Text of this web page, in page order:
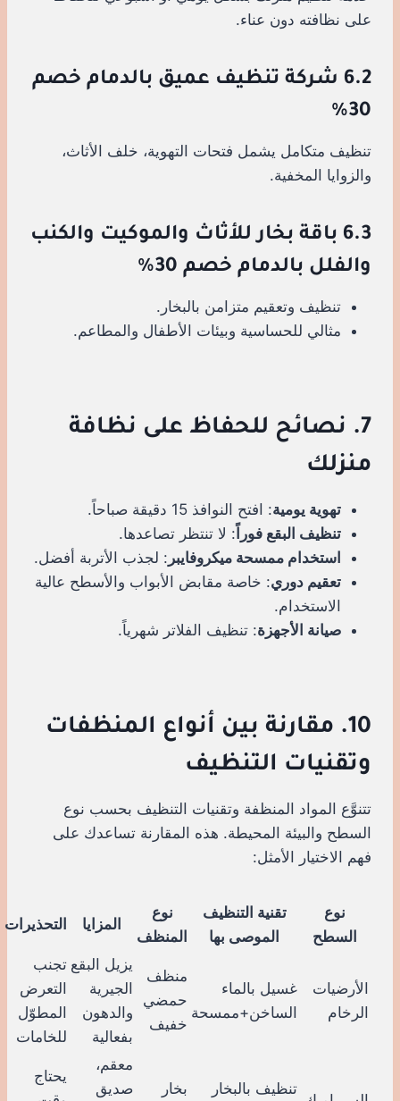
على نظافته دون عناء.
6.2 شركة تنظيف عميق بالدمام خصم
30%
تنظيف متكامل يشمل فتحات التهوية، خلف الأثاث،
والزوايا المخفية.
6.3 باقة بخار للأثاث والموكيت والكنب
والفلل بالدمام خصم 30%
تنظيف وتعقيم متزامن بالبخار.
مثالي للحساسية وبيئات الأطفال والمطاعم.
7. نصائح للحفاظ على نظافة
منزلك
تهوية يومية: افتح النوافذ 15 دقيقة صباحاً.
تنظيف البقع فوراً: لا تنتظر تصاعدها.
استخدام ممسحة ميكروفايبر : لجذب الأتربة أفضل.
تعقيم دوري: خاصة مقابض الأبواب والأسطح عالية
الاستخدام.
صيانة الأجهزة: تنظيف الفلاتر شهرياً.
10. مقارنة بين أنواع المنظفات
وتقنيات التنظيف
تتنوَّع المواد المنظفة وتقنيات التنظيف بحسب نوع
السطح والبيئة المحيطة. هذه المقارنة تساعدك على
فهم الاختيار الأمثل:
نوع
السطح
تقنية التنظيف
الموصى بها
نوع
المنظف
المزايا التحذيرات
الأرضيات
الرخام
غسيل بالماء
الساخن+ممسحة
منظف
حمضي
خفيف
يزيل البقع
الجيرية
والدهون
بفعالية
تجنب
التعرض
المطوّل
للخامات
تنظيف بالبخار بخار
معقم،
صديق
يحتاج